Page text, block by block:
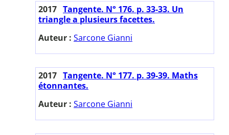
2017 Tangente. N° 176. p. 33-33. Un
triangle a plusieurs facettes.
Auteur : Sarcone Gianni
2017 Tangente. N° 177. p. 39-39. Maths
étonnantes.
Auteur : Sarcone Gianni